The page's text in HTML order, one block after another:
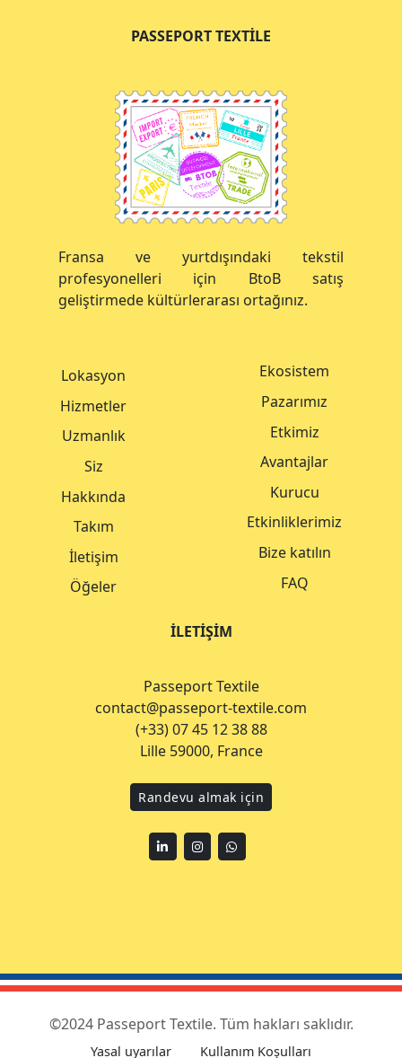
PASSEPORT TEXTILE
Fransa ve yurtdışındaki tekstil
profesyonelleri için BtoB satış
geliştirmede kültürlerarası ortağınız.
Lokasyon
Hizmetler
Uzmanlık
Siz
Hakkında
Takım
İletişim
Öğeler
Ekosistem
Pazarımız
Etkimiz
Avantajlar
Kurucu
Etkinliklerimiz
Bize katılın
FAQ
İLETIŞIM
Passeport Textile
contact@passeport-textile.com
(+33) 07 45 12 38 88
Lille 59000, France
Randevu almak için
LinkedinInstagramWhatsApp
©2024 Passeport Textile. Tüm hakları saklıdır.
Yasal uyarılar Kullanım Koşulları